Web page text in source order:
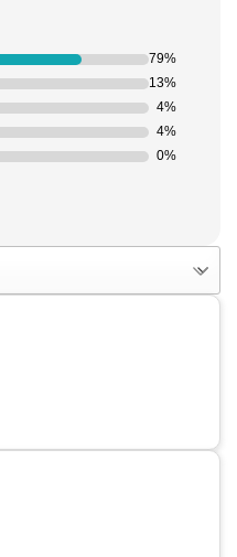
0%
4%
4%
13%
79%